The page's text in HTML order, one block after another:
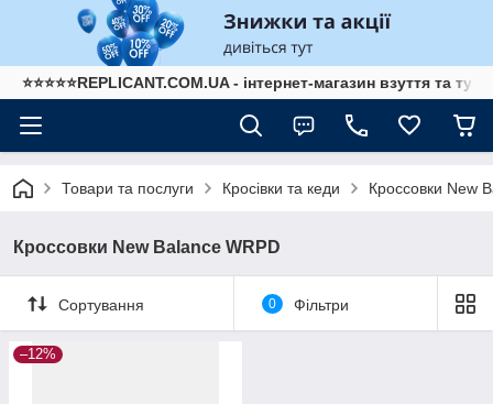
⭐⭐⭐⭐⭐REPLICANT.COM.UA - інтернет-магазин взуття та
Товари та послуги Кросівки та кеди Кроссовки New
Кроссовки New Balance WRPD
Сортування 0 Фільтри
–12%